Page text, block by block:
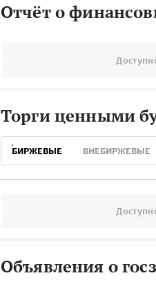
Отчёт о
Торги ценными
БИРЖЕВЫЕ ВНЕБИРЖЕВЫЕ
Объявления о